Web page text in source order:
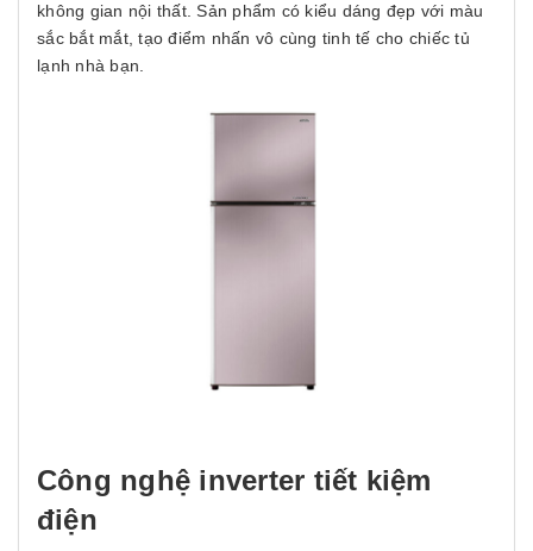
không gian nội thất. Sản phẩm có kiểu dáng đẹp với màu
sắc bắt mắt, tạo điểm nhấn vô cùng tinh tế cho chiếc tủ
lạnh nhà bạn.
Công nghệ inverter tiết kiệm
điện